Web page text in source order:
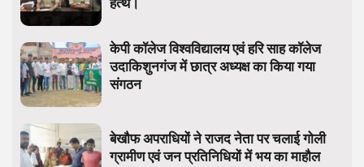
केपी कॉलेज विश्वविद्यालय एवं हरि साह कॉलेज
उदाकिशुनगंज में छात्र अध्यक्ष का किया गया
संगठन
बेखौफ अपराधियों ने राजद नेता पर चलाई गोली
ग्रामीण एवं जन प्रतिनिधियों में भय का माहौल